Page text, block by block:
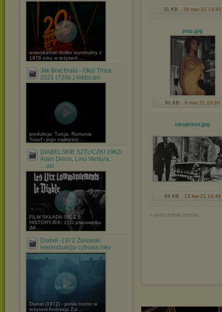
amerykański thriller kryminalny z
1978 roku w reżyserii ...
Jak Brat Bratu - Okul Tirasi
2021 (720p.)-lektor.avi
produkcja: Turcja, Rumunia
Yusuf i jego najlepszy ...
DIABELSKIE SZTUCZKI 1962(
Alain Delon, Lino Ventura,
....avi
FILM SKŁADA SIĘ Z 6
HISTORYJEK: 1) O pracowniku
(Mi ...
Diabeł -1972 Żuławski
rekonstrukcja cyfrowa.mkv
Diabeł (1972) - polski horror w
reżyserii Andrzeja Żuł ...
31 KB 16 mar 21 13:42
pop.jpg
91 KB 6 mar 21 13:20
obojetnni.jpg
64 KB 13 kwi 21 14:44
« poprzednia strona